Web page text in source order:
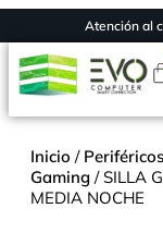
Atención al
Inicio / Periféricos
Gaming / SILLA
MEDIA NOCHE